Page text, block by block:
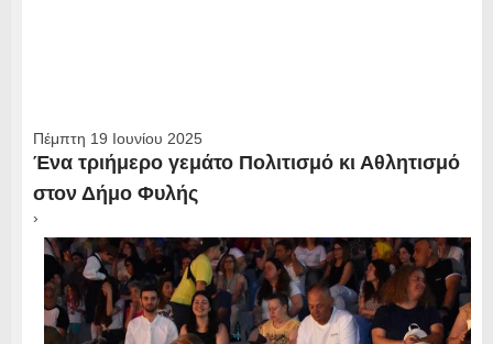
Πέμπτη 19 Ιουνίου 2025
Ένα τριήμερο γεμάτο Πολιτισμό κι Αθλητισμό
στον Δήμο Φυλής
›